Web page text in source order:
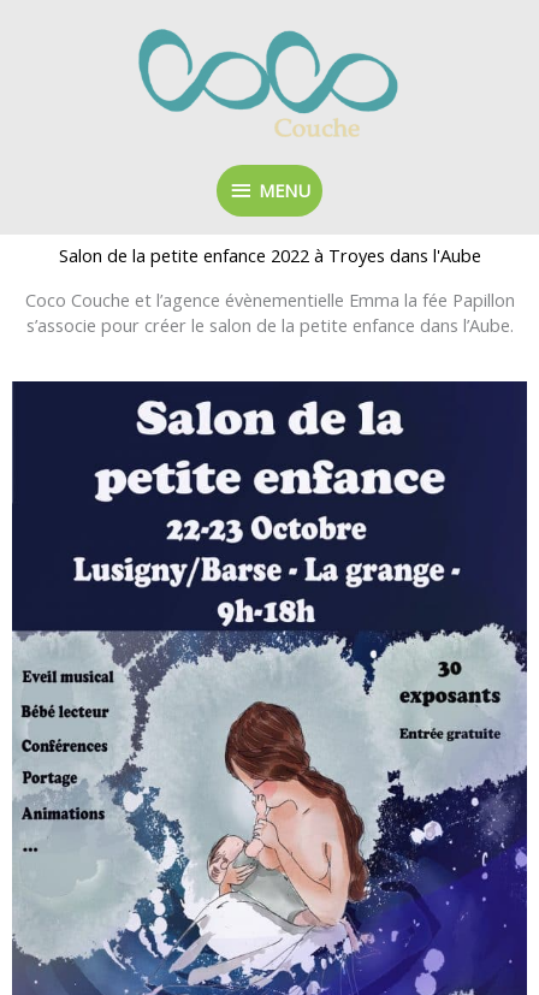
MENU
MENU
Salon de la petite enfance 2022 à Troyes dans l'Aube
Coco Couche et l’agence évènementielle Emma la fée Papillon
s’associe pour créer le salon de la petite enfance dans l’Aube.